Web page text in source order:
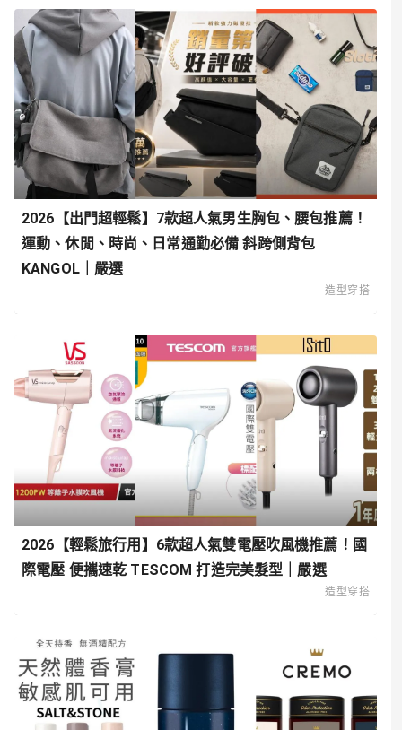
2026【出門超輕鬆】7款超人氣男生胸包、腰包推薦！
運動、休閒、時尚、日常通勤必備 斜跨側背包
KANGOL｜嚴選
造型穿搭
2026【輕鬆旅行用】6款超人氣雙電壓吹風機推薦！國
際電壓 便攜速乾 TESCOM 打造完美髮型｜嚴選
造型穿搭